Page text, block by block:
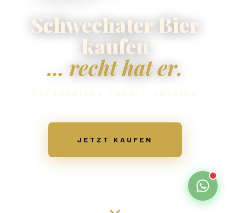
Schwechater Bier
kaufen
... recht hat er.
JETZT KAUFEN